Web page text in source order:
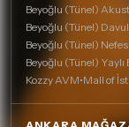
Beyoğlu (Tünel)
Beyoğlu (Tünel)
Beyoğlu (Tünel)
Beyoğlu (Tünel)
Kozzy AVM•Mall of